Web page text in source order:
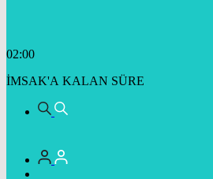
02:00
İMSAK'A KALAN SÜRE